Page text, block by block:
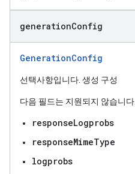
generationConfig
GenerationConfig
선택사항입니다. 생성 구성
다음 필드는 지원되지 않습니다.
responseLogprobs
responseMimeType
logprobs